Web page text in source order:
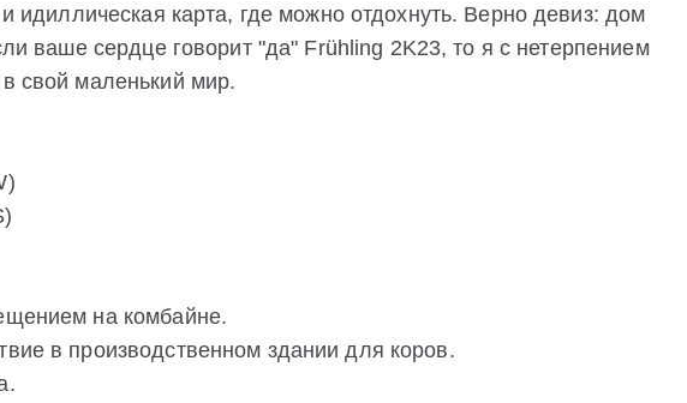
идиллическая карта, где можно отдохнуть. Верно девиз: дом
ваше сердце говорит "да" Frühling 2K23, то я с нетерпением
свой маленький мир.
на комбайне.
в производственном здании для коров.